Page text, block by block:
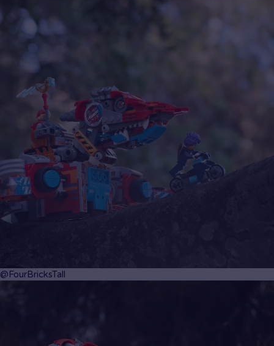
Rozměry – Stavebnice se skládá z 917 dílků a model T-
rexe měří přes 18 cm na výšku.